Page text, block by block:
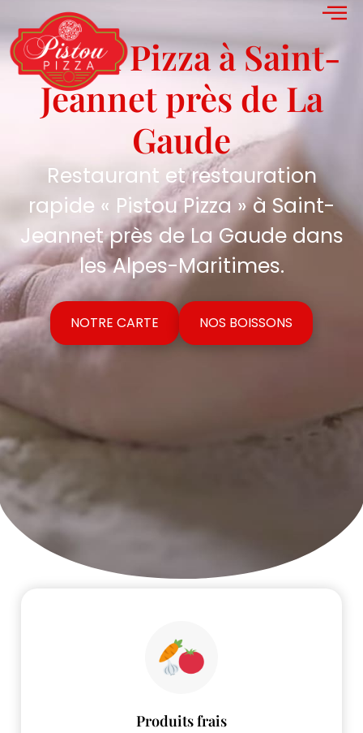
Pistou Pizza à Saint-
Jeannet près de La
Gaude
Restaurant et restauration
rapide « Pistou Pizza » à Saint-
Jeannet près de La Gaude dans
les Alpes-Maritimes.
NOTRE CARTE NOS BOISSONS
Produits frais